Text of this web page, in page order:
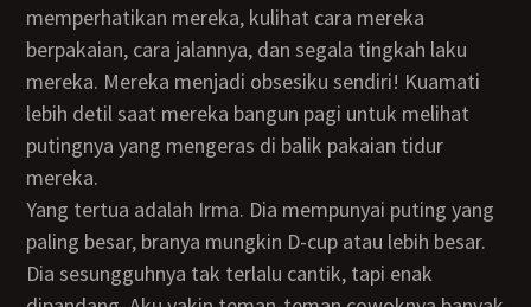
memperhatikan mereka, kulihat cara mereka
berpakaian, cara jalannya, dan segala tingkah laku
mereka. Mereka menjadi obsesiku sendiri! Kuamati
lebih detil saat mereka bangun pagi untuk melihat
putingnya yang mengeras di balik pakaian tidur
mereka.
Yang tertua adalah Irma. Dia mempunyai puting yang
paling besar, branya mungkin D-cup atau lebih besar.
Dia sesungguhnya tak terlalu cantik, tapi enak